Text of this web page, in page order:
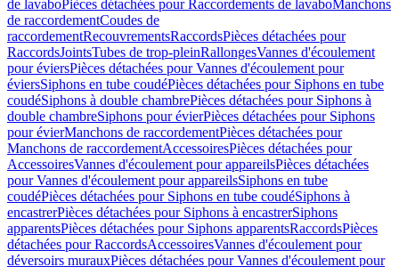
de lavaboPièces détachées pour Raccordements de lavaboManchons
de raccordementCoudes de
raccordementRecouvrementsRaccordsPièces détachées pour
RaccordsJointsTubes de trop-pleinRallongesVannes d'écoulement
pour éviersPièces détachées pour Vannes d'écoulement pour
éviersSiphons en tube coudéPièces détachées pour Siphons en tube
coudéSiphons à double chambrePièces détachées pour Siphons à
double chambreSiphons pour évierPièces détachées pour Siphons
pour évierManchons de raccordementPièces détachées pour
Manchons de raccordementAccessoiresPièces détachées pour
AccessoiresVannes d'écoulement pour appareilsPièces détachées
pour Vannes d'écoulement pour appareilsSiphons en tube
coudéPièces détachées pour Siphons en tube coudéSiphons à
encastrerPièces détachées pour Siphons à encastrerSiphons
apparentsPièces détachées pour Siphons apparentsRaccordsPièces
détachées pour RaccordsAccessoiresVannes d'écoulement pour
déversoirs murauxPièces détachées pour Vannes d'écoulement pour